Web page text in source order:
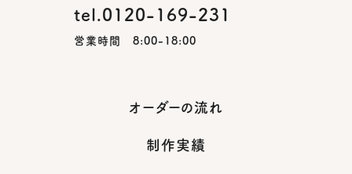
tel.0120-169-231
営業時間 8:00-18:00
オーダーの流れ
制作実績